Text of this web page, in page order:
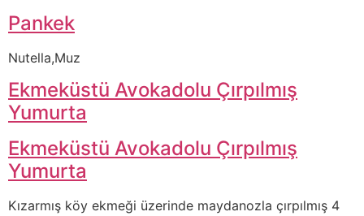
Pankek
Nutella,Muz
Ekmeküstü Avokadolu Çırpılmış
Yumurta
Ekmeküstü Avokadolu Çırpılmış
Yumurta
Kızarmış köy ekmeği üzerinde maydanozla çırpılmış 4